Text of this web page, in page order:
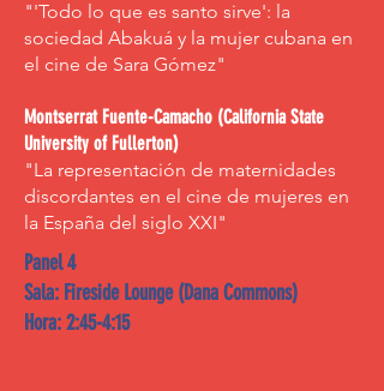
"'Todo lo que es santo sirve': la
sociedad Abakuá y la mujer cubana en
el cine de Sara Gómez"
Montserrat Fuente-Camacho (California State
University of Fullerton)
"La representación de maternidades
discordantes en el cine de mujeres en
la España del siglo XXI"
Panel 4
Sala: Fireside Lounge (Dana Commons)
Hora: 2:45-4:15